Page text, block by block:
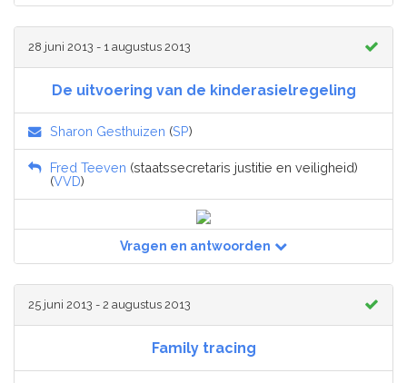
28 juni 2013 - 1 augustus 2013
De uitvoering van de kinderasielregeling
Sharon Gesthuizen (SP)
Fred Teeven (staatssecretaris justitie en veiligheid)
(VVD)
Vragen en antwoorden
25 juni 2013 - 2 augustus 2013
Family tracing